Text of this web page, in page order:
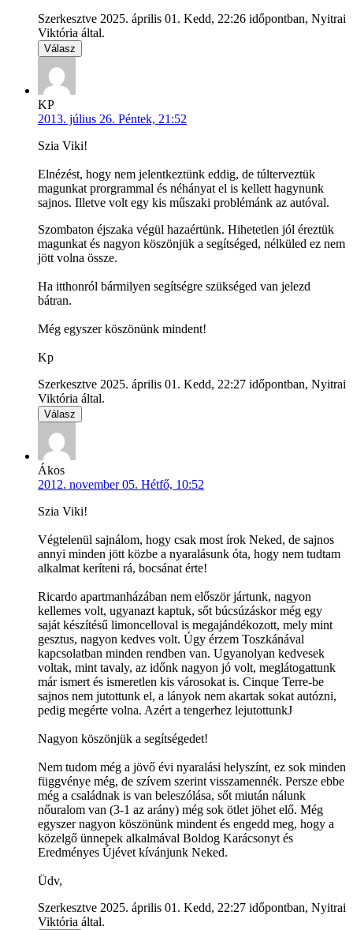
Szerkesztve 2025. április 01. Kedd, 22:26 időpontban, Nyitrai
Viktória által.
Válasz
KP
2013. július 26. Péntek, 21:52
Szia Viki!
Elnézést, hogy nem jelentkeztünk eddig, de túlterveztük
magunkat prorgrammal és néhányat el is kellett hagynunk
sajnos. Illetve volt egy kis műszaki problémánk az autóval.
Szombaton éjszaka végül hazaértünk. Hihetetlen jól éreztük
magunkat és nagyon köszönjük a segítséged, nélküled ez nem
jött volna össze.
Ha itthonról bármilyen segítségre szükséged van jelezd
bátran.
Még egyszer köszönünk mindent!
Kp
Szerkesztve 2025. április 01. Kedd, 22:27 időpontban, Nyitrai
Viktória által.
Válasz
Ákos
2012. november 05. Hétfő, 10:52
Szia Viki!
Végtelenül sajnálom, hogy csak most írok Neked, de sajnos
annyi minden jött közbe a nyaralásunk óta, hogy nem tudtam
alkalmat keríteni rá, bocsánat érte!
Ricardo apartmanházában nem először jártunk, nagyon
kellemes volt, ugyanazt kaptuk, sőt búcsúzáskor még egy
saját készítésű limoncelloval is megajándékozott, mely mint
gesztus, nagyon kedves volt. Úgy érzem Toszkánával
kapcsolatban minden rendben van. Ugyanolyan kedvesek
voltak, mint tavaly, az időnk nagyon jó volt, meglátogattunk
már ismert és ismeretlen kis városokat is. Cinque Terre-be
sajnos nem jutottunk el, a lányok nem akartak sokat autózni,
pedig megérte volna. Azért a tengerhez lejutottunkJ
Nagyon köszönjük a segítségedet!
Nem tudom még a jövő évi nyaralási helyszínt, ez sok minden
függvénye még, de szívem szerint visszamennék. Persze ebbe
még a családnak is van beleszólása, sőt miután nálunk
nőuralom van (3-1 az arány) még sok ötlet jöhet elő. Még
egyszer nagyon köszönünk mindent és engedd meg, hogy a
közelgő ünnepek alkalmával Boldog Karácsonyt és
Eredményes Újévet kívánjunk Neked.
Üdv,
Szerkesztve 2025. április 01. Kedd, 22:27 időpontban, Nyitrai
Viktória által.